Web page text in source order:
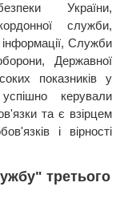
України,
служби,
Служби
Державної
показників у
керували
та є взірцем
і вірності
третього